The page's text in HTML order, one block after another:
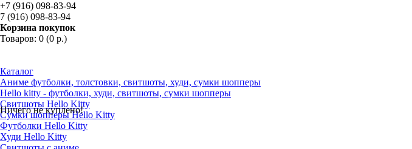
+7 (916) 098-83-94
7 (916) 098-83-94
Корзина покупок
Товаров: 0 (0 р.)
Ничего не куплено!
Каталог
Аниме футболки, толстовки, свитшоты, худи, сумки шопперы
Hello kitty - футболки, худи, свитшоты, сумки шопперы
Свитшоты Hello Kitty
Сумки шопперы Hello Kitty
Футболки Hello Kitty
Худи Hello Kitty